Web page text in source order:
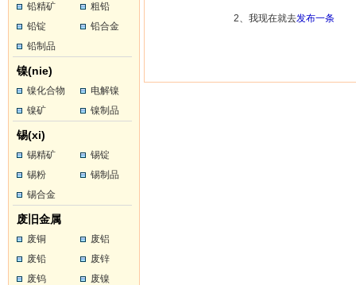
铅精矿
粗铅
铅锭
铅合金
铅制品
镍(nie)
镍化合物
电解镍
镍矿
镍制品
锡(xi)
锡精矿
锡锭
锡粉
锡制品
锡合金
废旧金属
废铜
废铝
废铅
废锌
废钨
废镍
2、我现在就去发布一条